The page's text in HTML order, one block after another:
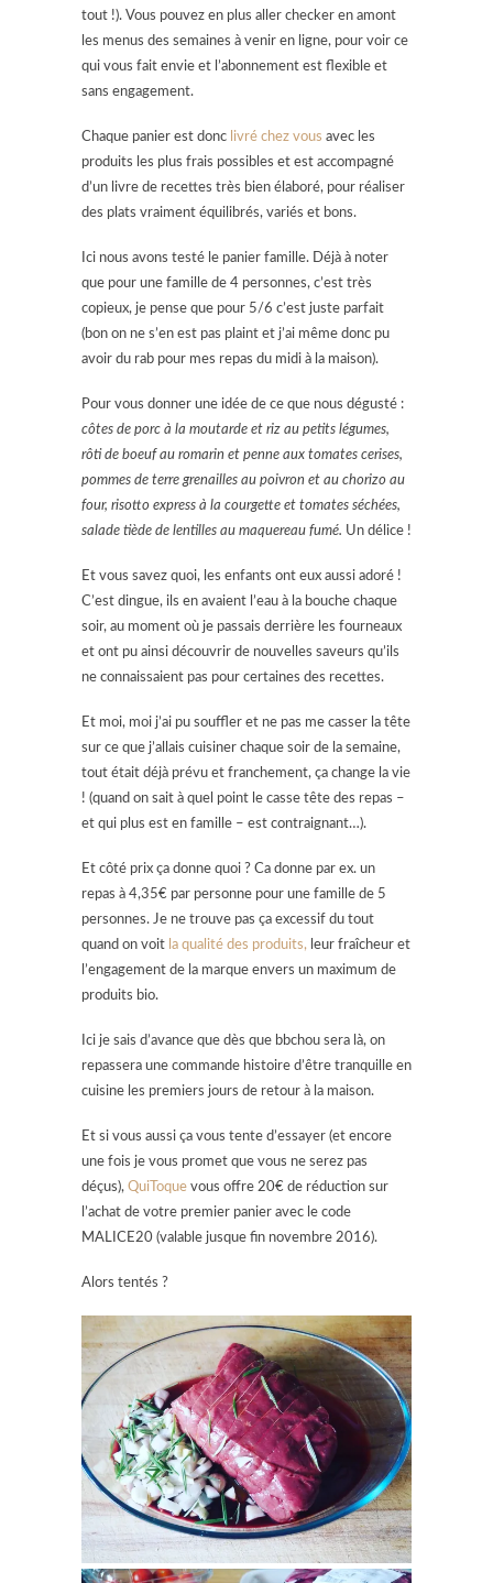
tout !). Vous pouvez en plus aller checker en amont
les menus des semaines à venir en ligne, pour voir ce
qui vous fait envie et l’abonnement est flexible et
sans engagement.
Chaque panier est donc livré chez vous avec les
produits les plus frais possibles et est accompagné
d’un livre de recettes très bien élaboré, pour réaliser
des plats vraiment équilibrés, variés et bons.
Ici nous avons testé le panier famille. Déjà à noter
que pour une famille de 4 personnes, c’est très
copieux, je pense que pour 5/6 c’est juste parfait
(bon on ne s’en est pas plaint et j’ai même donc pu
avoir du rab pour mes repas du midi à la maison).
Pour vous donner une idée de ce que nous dégusté :
côtes de porc à la moutarde et riz au petits légumes,
rôti de boeuf au romarin et penne aux tomates cerises,
pommes de terre grenailles au poivron et au chorizo au
four, risotto express à la courgette et tomates séchées,
salade tiède de lentilles au maquereau fumé. Un délice !
Et vous savez quoi, les enfants ont eux aussi adoré !
C’est dingue, ils en avaient l’eau à la bouche chaque
soir, au moment où je passais derrière les fourneaux
et ont pu ainsi découvrir de nouvelles saveurs qu’ils
ne connaissaient pas pour certaines des recettes.
Et moi, moi j’ai pu souffler et ne pas me casser la tête
sur ce que j’allais cuisiner chaque soir de la semaine,
tout était déjà prévu et franchement, ça change la vie
! (quand on sait à quel point le casse tête des repas –
et qui plus est en famille – est contraignant…).
Et côté prix ça donne quoi ? Ca donne par ex. un
repas à 4,35€ par personne pour une famille de 5
personnes. Je ne trouve pas ça excessif du tout
quand on voit la qualité des produits, leur fraîcheur et
l’engagement de la marque envers un maximum de
produits bio.
Ici je sais d’avance que dès que bbchou sera là, on
repassera une commande histoire d’être tranquille en
cuisine les premiers jours de retour à la maison.
Et si vous aussi ça vous tente d’essayer (et encore
une fois je vous promet que vous ne serez pas
déçus), QuiToque vous offre 20€ de réduction sur
l’achat de votre premier panier avec le code
MALICE20 (valable jusque fin novembre 2016).
Alors tentés ?